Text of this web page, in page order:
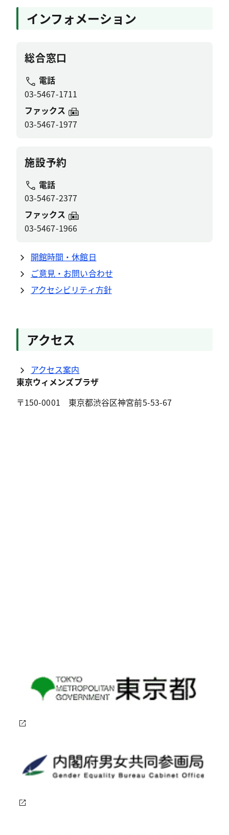
インフォメーション
総合窓口
電話
03-5467-1711
ファックス
03-5467-1977
施設予約
電話
03-5467-2377
ファックス
03-5467-1966
開館時間・休館日
ご意見・お問い合わせ
アクセシビリティ方針
アクセス
アクセス案内
東京ウィメンズプラザ
〒150-0001 東京都渋谷区神宮前5-53-67